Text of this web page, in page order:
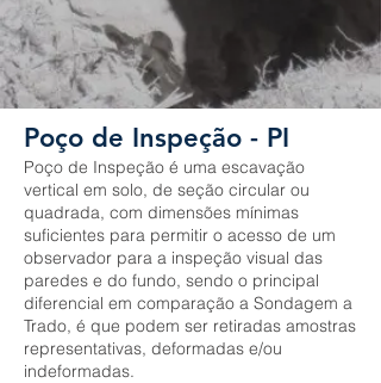
Poço de Inspeção - PI
Poço de Inspeção é uma escavação
vertical em solo, de seção circular ou
quadrada, com dimensões mínimas
suficientes para permitir o acesso de um
observador para a inspeção visual das
paredes e do fundo, sendo o principal
diferencial em comparação a Sondagem a
Trado, é que podem ser retiradas amostras
representativas, deformadas e/ou
indeformadas.